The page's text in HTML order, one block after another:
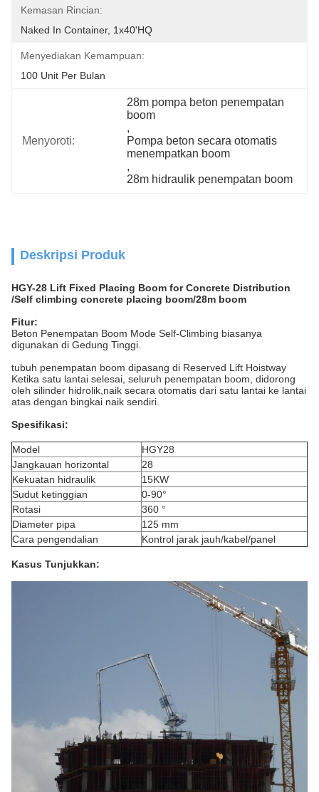
Kemasan Rincian:
Naked In Container, 1x40'HQ
Menyediakan Kemampuan:
100 Unit Per Bulan
Menyoroti:
28m pompa beton penempatan
boom
,
Pompa beton secara otomatis
menempatkan boom
,
28m hidraulik penempatan boom
Deskripsi Produk
HGY-28 Lift Fixed Placing Boom for Concrete Distribution
/Self climbing concrete placing boom/28m boom
Fitur:
Beton Penempatan Boom Mode Self-Climbing biasanya
digunakan di Gedung Tinggi.
tubuh penempatan boom dipasang di Reserved Lift Hoistway
Ketika satu lantai selesai, seluruh penempatan boom, didorong
oleh silinder hidrolik,naik secara otomatis dari satu lantai ke lantai
atas dengan bingkai naik sendiri.
Spesifikasi:
Model
HGY28
Jangkauan horizontal
28
Kekuatan hidraulik
15KW
Sudut ketinggian
0-90°
Rotasi
360 °
Diameter pipa
125 mm
Cara pengendalian
Kontrol jarak jauh/kabel/panel
Kasus Tunjukkan: